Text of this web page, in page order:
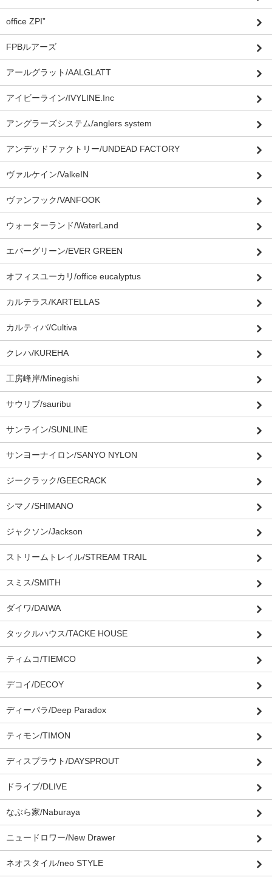
office ZPI”
FPBルアーズ
アールグラット/AALGLATT
アイビーライン/IVYLINE.Inc
アングラーズシステム/anglers system
アンデッドファクトリー/UNDEAD FACTORY
ヴァルケイン/ValkeIN
ヴァンフック/VANFOOK
ウォーターランド/WaterLand
エバーグリーン/EVER GREEN
オフィスユーカリ/office eucalyptus
カルテラス/KARTELLAS
カルティバ/Cultiva
クレハ/KUREHA
工房峰岸/Minegishi
サウリブ/sauribu
サンライン/SUNLINE
サンヨーナイロン/SANYO NYLON
ジークラック/GEECRACK
シマノ/SHIMANO
ジャクソン/Jackson
ストリームトレイル/STREAM TRAIL
スミス/SMITH
ダイワ/DAIWA
タックルハウス/TACKE HOUSE
ティムコ/TIEMCO
デコイ/DECOY
ディーパラ/Deep Paradox
ティモン/TIMON
ディスプラウト/DAYSPROUT
ドライブ/DLIVE
なぶら家/Naburaya
ニュードロワー/New Drawer
ネオスタイル/neo STYLE